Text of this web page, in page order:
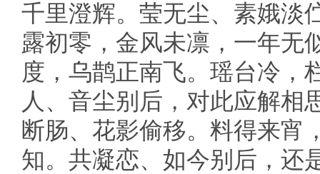
千里澄辉。莹无尘、素娥淡
露初零，金风未凛，一年无
度，乌鹊正南飞。瑶台冷，
人、音尘别后，对此应解相
断肠、花影偷移。料得来宵
知。共凝恋、如今别后，还